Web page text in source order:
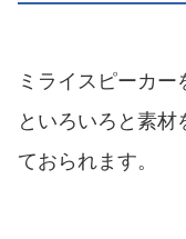
ミライスピーカ
といろいろと素材
ておられます。